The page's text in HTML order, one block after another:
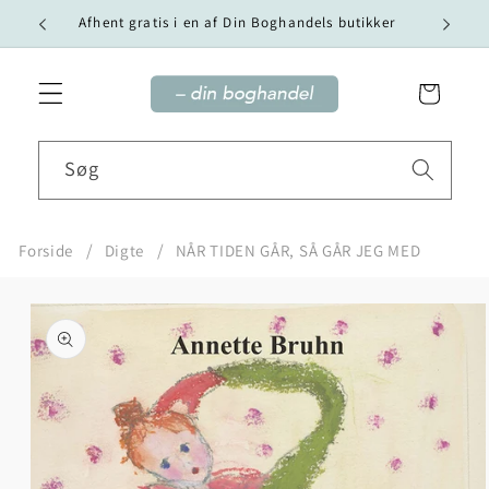
Gå til
indhold
Afhent gratis i en af Din Boghandels butikker Vi
Søg
Indkøbskurv
Forside Digte NÅR TIDEN GÅR, SÅ GÅR JEG MED
produktoplysninger